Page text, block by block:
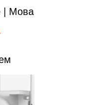
| Мова